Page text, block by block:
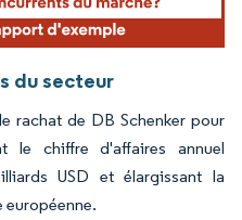
du secteur
rachat de DB Schenker pour
le chiffre d'affaires annuel
USD et élargissant la
européenne.